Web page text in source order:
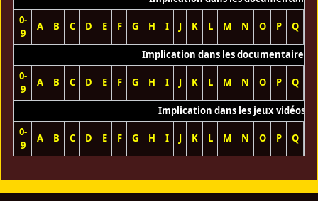
0-
9
A B C D E F G H I J K L M N O P Q
Implication dans les documentaires
0-
9
A B C D E F G H I J K L M N O P Q
Implication dans les jeux vidéos
0-
9
A B C D E F G H I J K L M N O P Q